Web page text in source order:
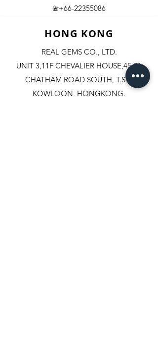
📇​+66-22355086
HONG KONG
REAL GEMS CO., LTD.
UNIT 3,11F CHEVALIER HOUSE,45-51
CHATHAM ROAD SOUTH, T.S.T.
KOWLOON, HONGKONG.